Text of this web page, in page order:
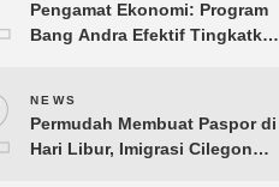
Pengamat Ekonomi: Program
Bang Andra Efektif Tingkatkan
NEWS
Permudah Membuat Paspor di
Hari Libur, Imigrasi Cilegon